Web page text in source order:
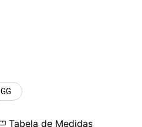
GG
Tabela de Medidas